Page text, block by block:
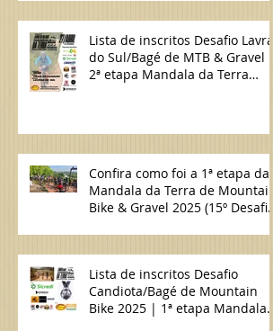
Lista de inscritos Desafio Lavras
Confira como foi a 1ª etapa da
Candiota/Bagé de MTB)
Lista de inscritos Desafio